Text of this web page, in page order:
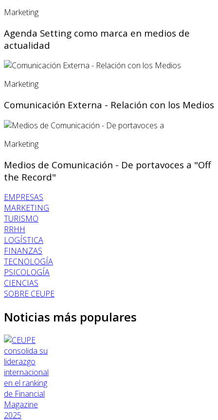
Marketing
Agenda Setting como marca en medios de
actualidad
Marketing
Comunicación Externa - Relación con los Medios
Marketing
Medios de Comunicación - De portavoces a "Off
the Record"
EMPRESAS
MARKETING
TURISMO
RRHH
LOGÍSTICA
FINANZAS
TECNOLOGÍA
PSICOLOGÍA
CIENCIAS
SOBRE CEUPE
Noticias más populares